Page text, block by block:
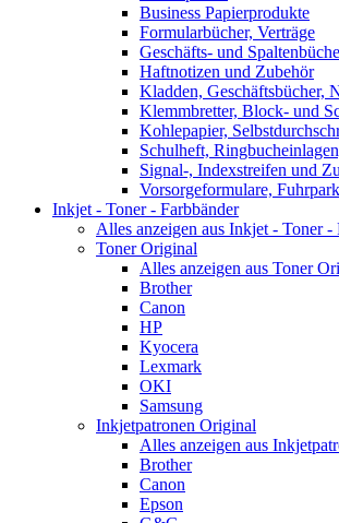
Business Papierprodukte
Formularbücher, Verträge
Geschäfts- und
Haftnotizen und Zubehör
Kladden, Geschäftsbücher,
Klemmbretter, Block- und
Kohlepapier,
Schulheft,
Signal-, Indexstreifen und
Vorsorgeformulare,
Inkjet - Toner - Farbbänder
Alles anzeigen aus Inkjet - Toner -
Toner Original
Alles anzeigen aus Toner
Brother
Canon
HP
Kyocera
Lexmark
OKI
Samsung
Inkjetpatronen Original
Alles anzeigen aus
Brother
Canon
Epson